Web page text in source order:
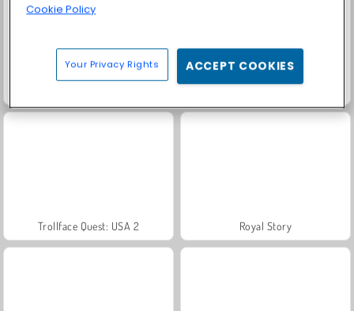
Trollface Quest: USA 2 Royal Story
Cookie Policy
Your Privacy Rights ACCEPT COOKIES